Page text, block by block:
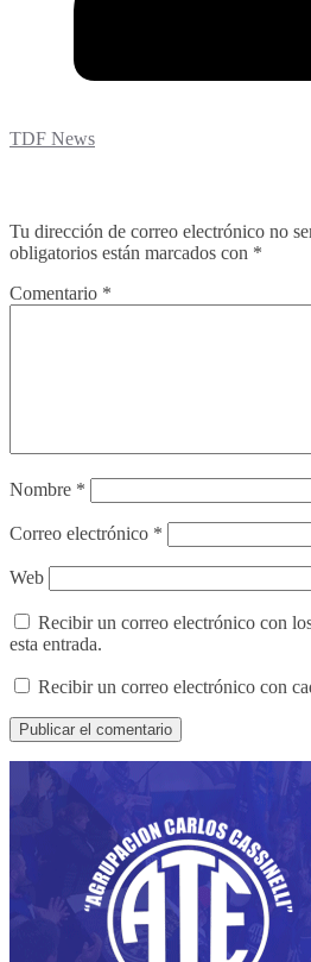
TDF News
Tu dirección de correo electrónico no
obligatorios están marcados con *
Comentario *
Nombre *
Correo electrónico *
Web
Recibir un correo electrónico con
esta entrada.
Recibir un correo electrónico con